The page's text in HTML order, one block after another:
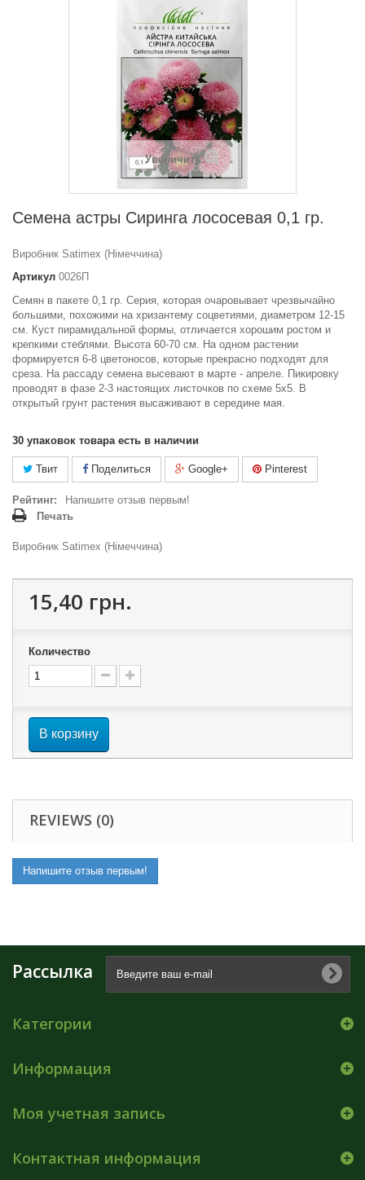
Увеличить
Семена астры Сиринга лососевая 0,1 гр.
Виробник Satimex (Німеччина)
Артикул 0026П
Семян в пакете 0,1 гр. Серия, которая очаровывает чрезвычайно
большими, похожими на хризантему соцветиями, диаметром 12-15
см. Куст пирамидальной формы, отличается хорошим ростом и
крепкими стеблями. Высота 60-70 см. На одном растении
формируется 6-8 цветоносов, которые прекрасно подходят для
среза. На рассаду семена высевают в марте - апреле. Пикировку
проводят в фазе 2-3 настоящих листочков по схеме 5x5. В
открытый грунт растения высаживают в середине мая.
30 упаковок товара есть в наличии
Твит Поделиться Google+ Pinterest
Рейтинг:
Напишите отзыв первым!
Печать
Виробник Satimex (Німеччина)
15,40 грн.
Количество
В корзину
REVIEWS (0)
Напишите отзыв первым!
Рассылка
Категории
Информация
Моя учетная запись
Контактная информация